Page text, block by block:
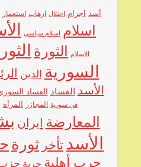
أسد اجرام احتلال ارهاب استعمار
اسلام اسلام سياسي
الاسلام الثورة
السورية
الدين
الأسد
الفساد الفساد
في سورية
المجازر المرأة
المعارضة ايران
الأسد تأخر ثورة
حرب أهلية حرية حزب